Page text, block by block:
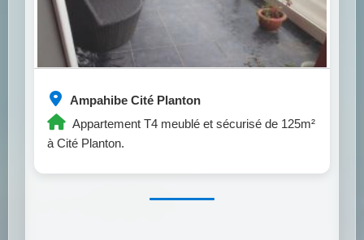
Ampahibe Cité Planton
Appartement T4 meublé et sécurisé de 125m²
à Cité Planton.